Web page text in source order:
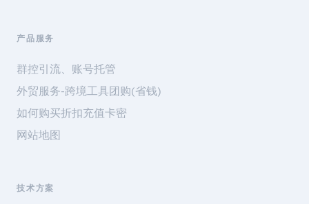
产品服务
群控引流、账号托管
外贸服务-跨境工具团购(省钱)
如何购买折扣充值卡密
网站地图
技术方案